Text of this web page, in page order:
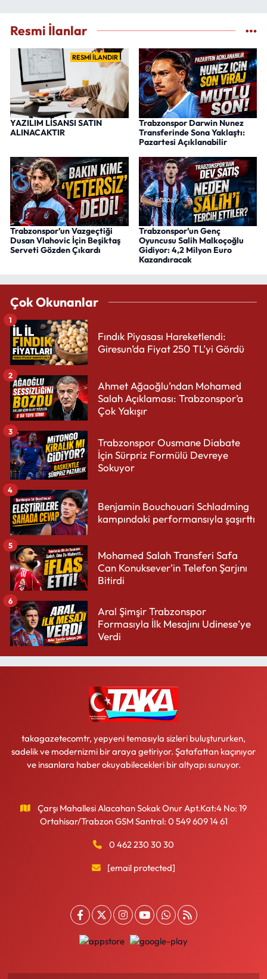
Resmi İlanlar
RESMİ İLANDIR
YAZILIM LİSANSI SATIN
ALINACAKTIR
Trabzonspor Darwin Nunez
Transferinde Sona Yaklaştı:
Pazartesi Açıklanabilir
Trabzonspor’un Vazgeçtiği
Dusan Vlahovic İçin Beşiktaş
Serveti Gözden Çıkardı
Trabzonspor’un Genç
Oyuncusu Salih Malkoçoğlu
Gidiyor: 4,2 Milyon Euro
Kazandıracak
Çok Okunanlar
Fındık Piyasası Hareketlendi:
Giresun’da Fiyat 250 TL’yi Gördü
1
Ahmet Ağaoğlu’ndan Mohamed
Salah Açıklaması: Trabzonspor’a
Çok Yakışır
2
Trabzonspor Ousmane Diabate
İçin Sürpriz Formülü Devreye
Sokuyor
3
Benjamin Bouchouari Schladming
kampındaki performansıyla şaşırttı
4
Mohamed Salah Transferi Safa
Can Konuksever’in Telefon Şarjını
Bitirdi
5
Aral Şimşir Trabzonspor
Formasıyla İlk Mesajını Udinese’ye
Verdi
6
takagazetecomtr, yepyeni temasıyla sizleri buluştururken,
sadelik ve modernizmi bir araya getiriyor. Şatafattan kaçınıyor
ve insanlara haber okuyabilecekleri bir altyapı sunuyor.
Çarşı Mahallesi Alacahan Sokak Onur Apt.Kat:4 No: 19
Ortahisar/Trabzon GSM Santral: 0 549 609 14 61
0 462 230 30 30
[email protected]